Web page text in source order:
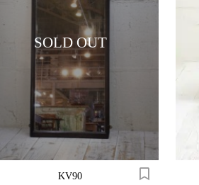
SOLD OUT
KV90